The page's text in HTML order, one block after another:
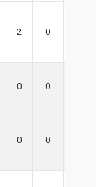
2 0
0 0
0 0